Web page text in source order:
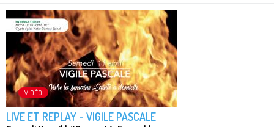
VIDÉO
LIVE ET REPLAY - VIGILE PASCALE